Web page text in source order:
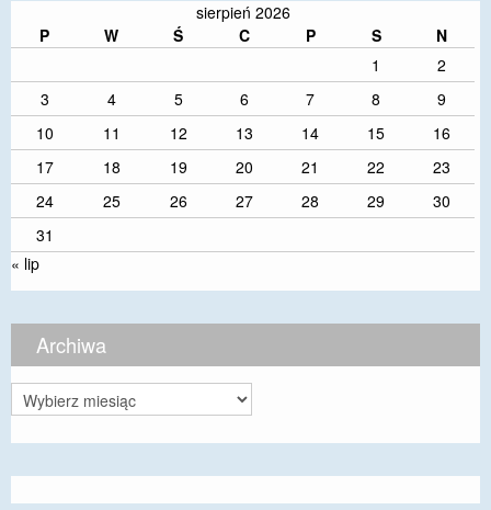
sierpień 2026
P
W Ś C P S
N
1
2
3
4 5 6 7 8
9
10
11 12 13 14 15
16
17
18 19 20 21 22
23
24
25 26 27 28 29
30
31
« lip
Archiwa
Archiwa